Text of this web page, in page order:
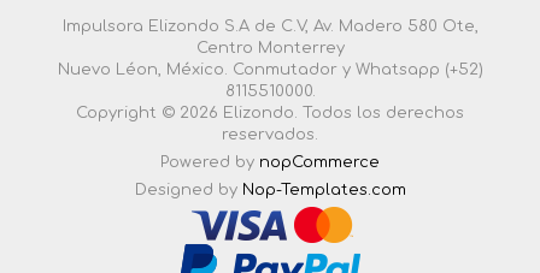
Impulsora Elizondo S.A de C.V, Av. Madero 580 Ote,
Centro Monterrey
Nuevo Léon, México. Conmutador y Whatsapp (+52)
8115510000.
Copyright © 2026 Elizondo. Todos los derechos
reservados.
Powered by nopCommerce
Designed by Nop-Templates.com